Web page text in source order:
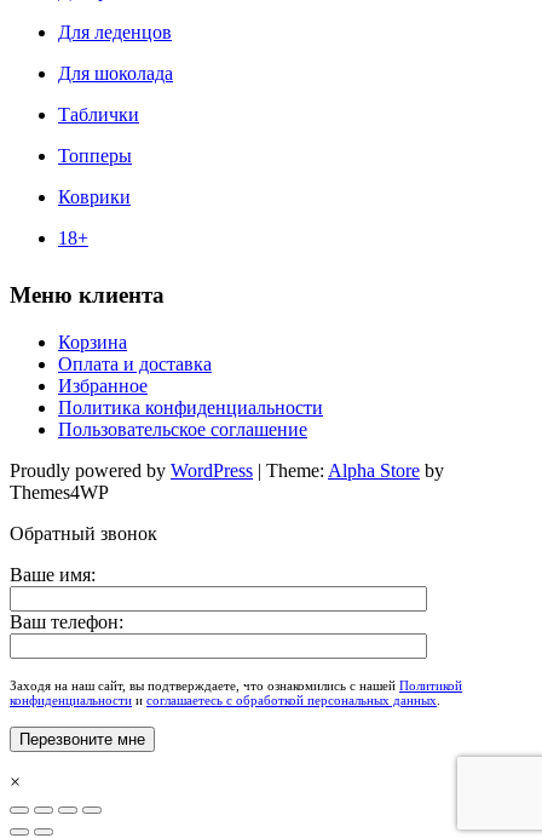
Для леденцов
Для шоколада
Таблички
Топперы
Коврики
18+
Меню клиента
Корзина
Оплата и доставка
Избранное
Политика конфиденциальности
Пользовательское соглашение
Proudly powered by WordPress | Theme: Alpha Store by
Themes4WP
Обратный звонок
Ваше имя:
Ваш телефон:
Заходя на наш сайт, вы подтверждаете, что ознакомились с нашей Политикой
конфиденциальности и соглашаетесь с обработкой персональных данных
×